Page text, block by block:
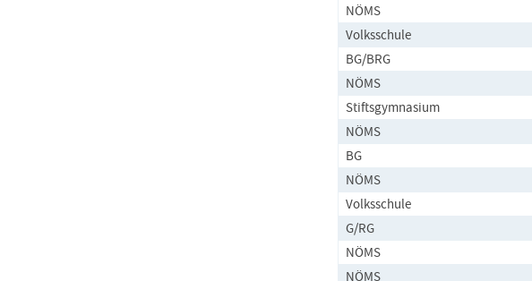
NÖMS
Volksschule
BG/BRG
NÖMS
Stiftsgymnasium
NÖMS
BG
NÖMS
Volksschule
G/RG
NÖMS
NÖMS